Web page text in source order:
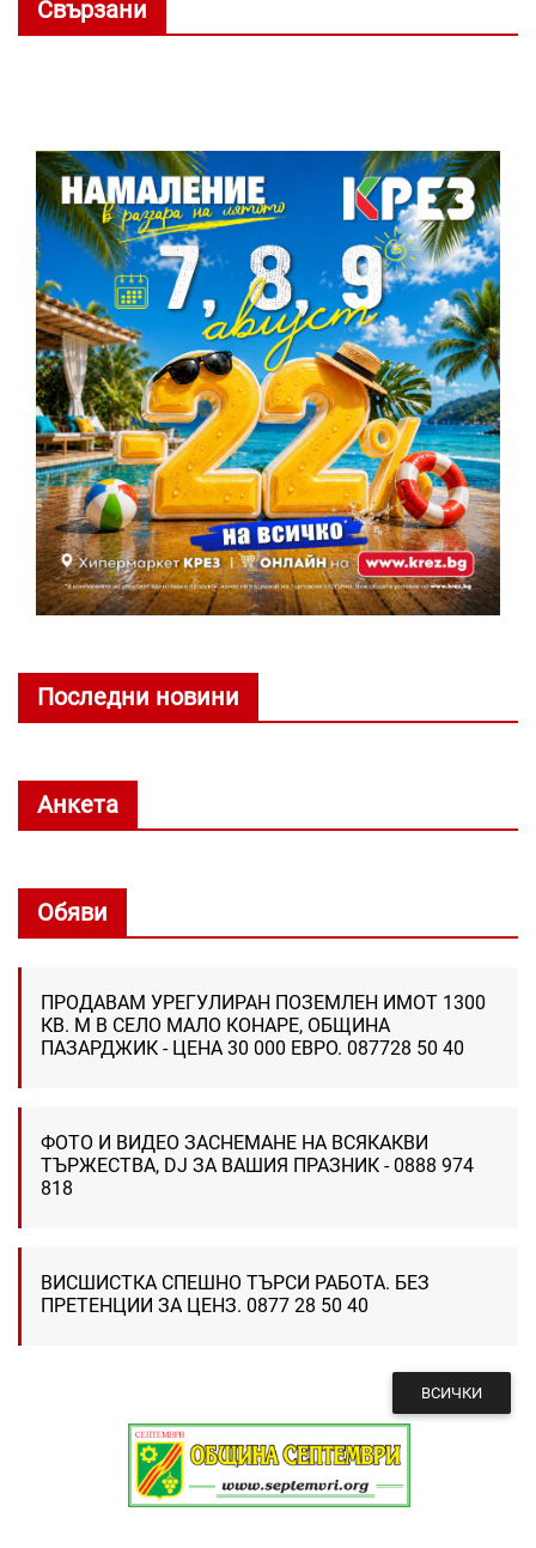
Свързани
Последни новини
Анкета
Обяви
ПРОДАВАМ УРЕГУЛИРАН ПОЗЕМЛЕН ИМОТ 1300
КВ. М В СЕЛО МАЛО КОНАРЕ, ОБЩИНА
ПАЗАРДЖИК - ЦЕНА 30 000 ЕВРО. 087728 50 40
ФОТО И ВИДЕО ЗАСНЕМАНЕ НА ВСЯКАКВИ
ТЪРЖЕСТВА, DJ ЗА ВАШИЯ ПРАЗНИК - 0888 974
818
ВИСШИСТКА СПЕШНО ТЪРСИ РАБОТА. БЕЗ
ПРЕТЕНЦИИ ЗА ЦЕНЗ. 0877 28 50 40
ВСИЧКИ